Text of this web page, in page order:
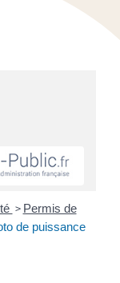
> Permis de
de puissance